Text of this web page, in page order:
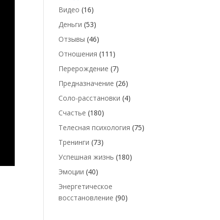
Видео (16)
Деньги (53)
Отзывы (46)
Отношения (111)
Перерождение (7)
Предназначение (26)
Соло-расстановки (4)
Счастье (180)
Телесная психология (75)
Тренинги (73)
Успешная жизнь (180)
Эмоции (40)
Энергетическое
восстановление (90)